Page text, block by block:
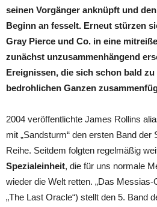
seinen Vorgänger anknüpft und
Beginn an fesselt. Erneut stürzen
Gray Pierce und Co. in eine
zunächst unzusammenhängend
Ereignissen, die sich schon bald zu
bedrohlichen Ganzen
2004 veröffentlichte James Rollins
mit „Sandsturm“ den ersten Band der
Reihe. Seitdem folgten regelmäßig
Spezialeinheit, die für uns normale
wieder die Welt retten. „Das Messias-
„The Last Oracle“) stellt den 5. Band